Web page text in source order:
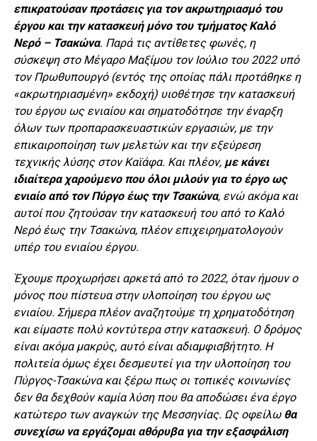
επικρατούσαν προτάσεις για τον ακρωτηριασμό του
έργου και την κατασκευή μόνο του τμήματος Καλό
Νερό – Τσακώνα. Παρά τις αντίθετες φωνές, η
σύσκεψη στο Μέγαρο Μαξίμου τον Ιούλιο του 2022 υπό
τον Πρωθυπουργό (εντός της οποίας πάλι προτάθηκε η
«ακρωτηριασμένη» εκδοχή) υιοθέτησε την κατασκευή
του έργου ως ενιαίου και σηματοδότησε την έναρξη
όλων των προπαρασκευαστικών εργασιών, με την
επικαιροποίηση των μελετών και την εξεύρεση
τεχνικής λύσης στον Καϊάφα. Και πλέον, με κάνει
ιδιαίτερα χαρούμενο που όλοι μιλούν για το έργο ως
ενιαίο από τον Πύργο έως την Τσακώνα, ενώ ακόμα και
αυτοί που ζητούσαν την κατασκευή του από το Καλό
Νερό έως την Τσακώνα, πλέον επιχειρηματολογούν
υπέρ του ενιαίου έργου.
Έχουμε προχωρήσει αρκετά από το 2022, όταν ήμουν ο
μόνος που πίστευα στην υλοποίηση του έργου ως
ενιαίου. Σήμερα πλέον αναζητούμε τη χρηματοδότηση
και είμαστε πολύ κοντύτερα στην κατασκευή. Ο δρόμος
είναι ακόμα μακρύς, αυτό είναι αδιαμφισβήτητο. Η
πολιτεία όμως έχει δεσμευτεί για την υλοποίηση του
Πύργος-Τσακώνα και ξέρω πως οι τοπικές κοινωνίες
δεν θα δεχθούν καμία λύση που θα αποδώσει ένα έργο
κατώτερο των αναγκών της Μεσσηνίας. Ως οφείλω θα
συνεχίσω να εργάζομαι αθόρυβα για την εξασφάλιση